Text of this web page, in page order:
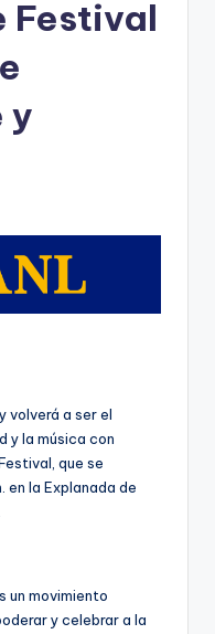
Festival
y
volverá a ser el
y la música con
que se
en la Explanada de
un movimiento
y celebrar a la